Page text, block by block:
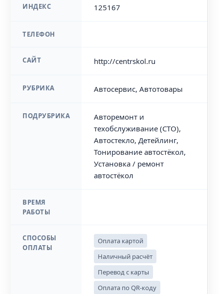
ИНДЕКС 125167
ТЕЛЕФОН
САЙТ http://centrskol.ru
РУБРИКА Автосервис, Автотовары
ПОДРУБРИКА
Авторемонт и
техобслуживание (СТО),
Автостекло, Детейлинг,
Тонирование автостёкол,
Установка / ремонт
автостёкол
ВРЕМЯ
РАБОТЫ
СПОСОБЫ
ОПЛАТЫ
Оплата картой
Наличный расчёт
Перевод с карты
Оплата по QR-коду